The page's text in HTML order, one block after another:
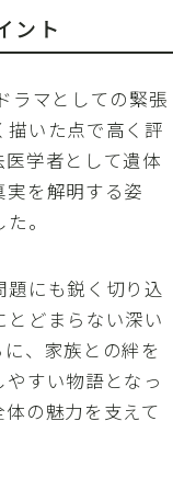
ント
ラマとしての緊張
いた点で高く評
学者として遺体
を解明する姿
。
題にも鋭く切り込
どまらない深い
、家族との絆を
すい物語となっ
の魅力を支えて